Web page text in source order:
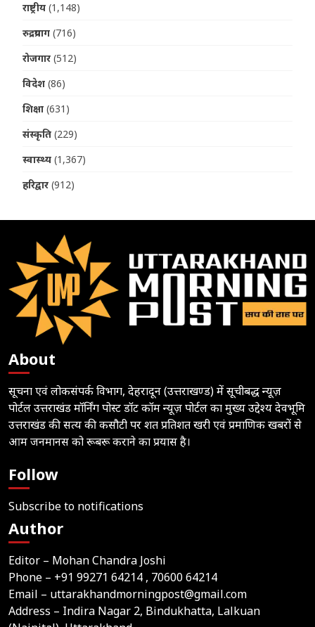
राष्ट्रीय (1,148)
रुद्रप्रयाग (716)
रोजगार (512)
विदेश (86)
शिक्षा (631)
संस्कृति (229)
स्वास्थ्य (1,367)
हरिद्वार (912)
About
सूचना एवं लोकसंपर्क विभाग, देहरादून (उत्तराखण्ड) में सूचीबद्ध न्यूज़
पोर्टल उत्तराखंड मॉर्निंग पोस्ट डॉट कॉम न्यूज़ पोर्टल का मुख्य उद्देश्य देवभूमि
उत्तराखंड की सत्य की कसौटी पर शत प्रतिशत खरी एवं प्रमाणिक खबरों से
आम जनमानस को रूबरू कराने का प्रयास है।
Follow
Subscribe to notifications
Author
Editor – Mohan Chandra Joshi
Phone – +91 99271 64214 , 70600 64214
Email – uttarakhandmorningpost@gmail.com
Address – Indira Nagar 2, Bindukhatta, Lalkuan